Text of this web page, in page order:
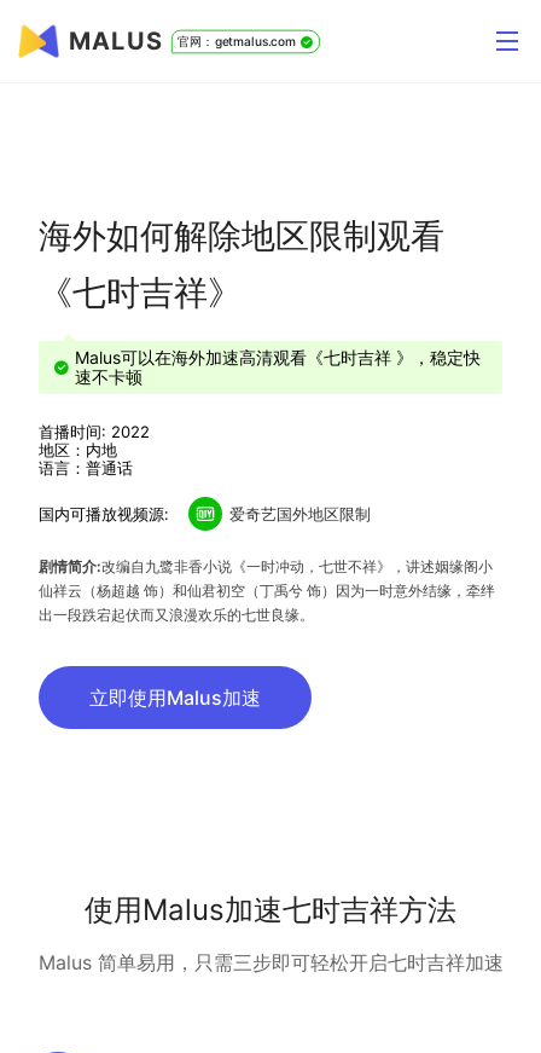
MALUS 官网：getmalus.com
海外如何解除地区限制观看
《七时吉祥》
Malus可以在海外加速高清观看《七时吉祥 》，稳定快
速不卡顿
首播时间: 2022
地区：内地
语言：普通话
国内可播放视频源: 爱奇艺国外地区限制
剧情简介:改编自九鹭非香小说《一时冲动，七世不祥》，讲述姻缘阁小
仙祥云（杨超越 饰）和仙君初空（丁禹兮 饰）因为一时意外结缘，牵绊
出一段跌宕起伏而又浪漫欢乐的七世良缘。
立即使用Malus加速
使用Malus加速七时吉祥方法
Malus 简单易用，只需三步即可轻松开启七时吉祥加速